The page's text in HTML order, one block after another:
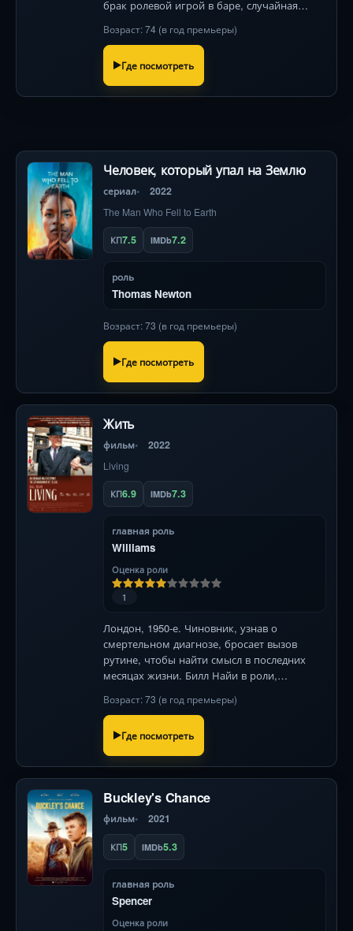
брак ролевой игрой в баре, случайная
жизнь. Кейли Куоко и Дэвид Ойелоуо в
комедийном боевике о доверии и экстрем
Возраст: 74 (в год премьеры)
Где посмотреть
Человек, который упал на Землю
сериал 2022
The Man Who Fell to Earth
КП7.5 IMDb7.2
роль
Thomas Newton
Возраст: 73 (в год премьеры)
Где посмотреть
Жить
фильм 2022
Living
КП6.9 IMDb7.3
главная роль
Williams
Оценка роли
1
Лондон, 1950-е. Чиновник, узнав о
смертельном диагнозе, бросает вызов
рутине, чтобы найти смысл в последних
месяцах жизни. Билл Найи в роли,
Возраст: 73 (в год премьеры)
Где посмотреть
Buckley's Chance
фильм 2021
КП5 IMDb5.3
главная роль
Spencer
Оценка роли